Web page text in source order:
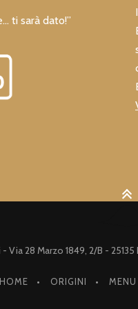
ti sarà dato!”
28 Marzo 1849, 2/B - 25135
HOME ORIGINI MENU